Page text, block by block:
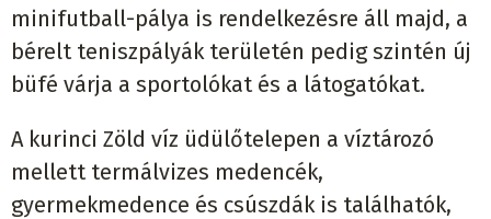
minifutball-pálya is rendelkezésre áll majd, a
bérelt teniszpályák területén pedig szintén új
büfé várja a sportolókat és a látogatókat.
A kurinci Zöld víz üdülőtelepen a víztározó
mellett termálvizes medencék,
gyermekmedence és csúszdák is találhatók,